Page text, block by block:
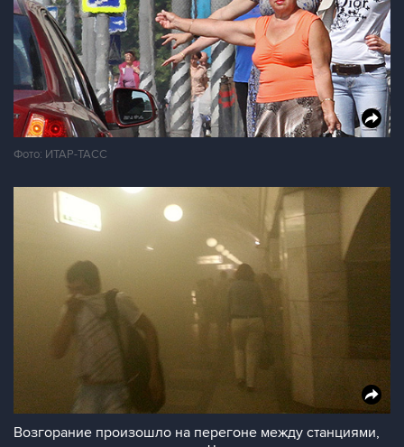
Фото: ИТАР-ТАСС
Возгорание произошло на перегоне между станциями,